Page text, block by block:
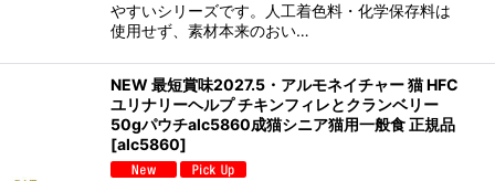
やすいシリーズです。人工着色料・化学保存料は
使用せず、素材本来のおい…
NEW 最短賞味2027.5・アルモネイチャー 猫 HFC
ユリナリーヘルプ チキンフィレとクランベリー
50gパウチalc5860成猫シニア猫用一般食 正規品
[alc5860]